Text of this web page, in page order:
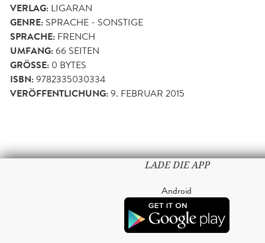
VERLAG: LIGARAN
GENRE: SPRACHE - SONSTIGE
SPRACHE: FRENCH
UMFANG:66 SEITEN
GRÖSSE: 0 BYTES
ISBN:9782335030334
VERÖFFENTLICHUNG:9. FEBRUAR 2015
LADE DIE APP
Android